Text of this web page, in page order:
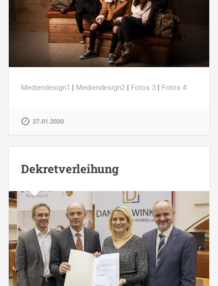
Mediendesign1 | Mediendesign2 | Fotos 3| Fotos 4
27.01.2020
Dekretverleihung